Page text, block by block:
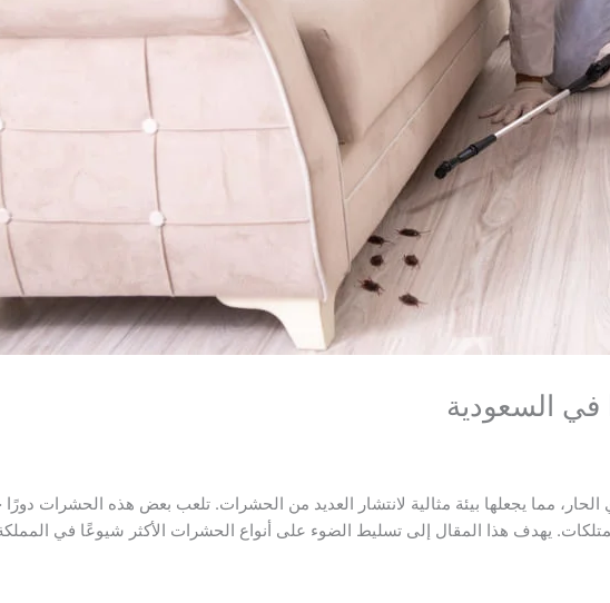
في السعودية
الحار، مما يجعلها بيئة مثالية لانتشار العديد من الحشرات. تلعب بعض هذه الحشرات دورًا
يهدف هذا المقال إلى تسليط الضوء على أنواع الحشرات الأكثر شيوعًا في